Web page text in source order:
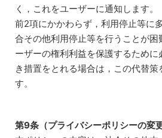
く，これをユーザーに通知します。
前2項にかかわらず，利用停止等に
合その他利用停止等を行うことが困
ーザーの権利利益を保護するため
き措置をとれる場合は，この代替策
す。
第9条（プライバシーポリシーの変更